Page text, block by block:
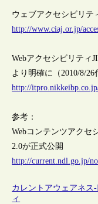
ウェブアクセシビリテ
http://www.ciaj.or.jp/
Webアクセシビリティ
より明確に（2010/8/26
http://
参考：
Webコンテンツアクセ
2.0が正式公開
http://current.ndl.go.jp/
カレントアウェアネス-
ィ